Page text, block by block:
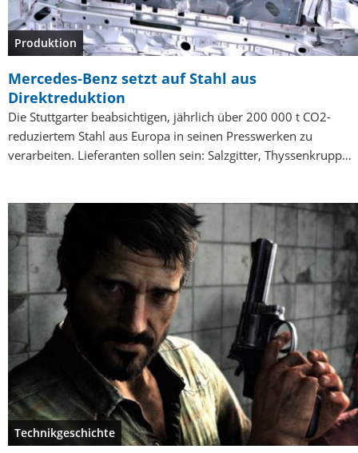
Produktion
Mercedes-Benz setzt auf Stahl aus
Direktreduktion
Die Stuttgarter beabsichtigen, jährlich über 200 000 t CO2-
reduziertem Stahl aus Europa in seinen Presswerken zu
verarbeiten. Lieferanten sollen sein: Salzgitter, Thyssenkrupp…
Technikgeschichte